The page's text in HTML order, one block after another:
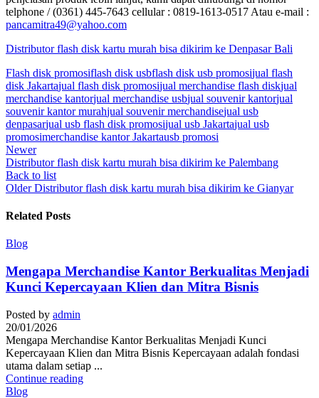
telphone / (0361) 445-7643 cellular : 0819-1613-0517 Atau e-mail :
pancamitra49@yahoo.com
Distributor flash disk kartu murah bisa dikirim ke Denpasar Bali
Flash disk promosiflash disk usbflash disk usb promosijual flash
disk Jakartajual flash disk promosijual merchandise flash diskjual
merchandise kantorjual merchandise usbjual souvenir kantorjual
souvenir kantor murahjual souvenir merchandisejual usb
denpasarjual usb flash disk promosijual usb Jakartajual usb
promosimerchandise kantor Jakartausb promosi
Newer
Distributor flash disk kartu murah bisa dikirim ke Palembang
Back to list
Older Distributor flash disk kartu murah bisa dikirim ke Gianyar
Related Posts
Blog
Mengapa Merchandise Kantor Berkualitas Menjadi
Kunci Kepercayaan Klien dan Mitra Bisnis
Posted by admin
20/01/2026
Mengapa Merchandise Kantor Berkualitas Menjadi Kunci
Kepercayaan Klien dan Mitra Bisnis Kepercayaan adalah fondasi
utama dalam setiap ...
Continue reading
Blog